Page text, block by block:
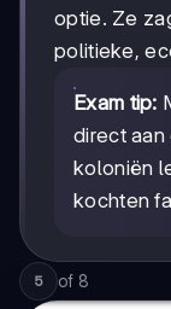
optie. Ze
politieke,
Exam tip:
direct
koloniën
kochten
5 of 8